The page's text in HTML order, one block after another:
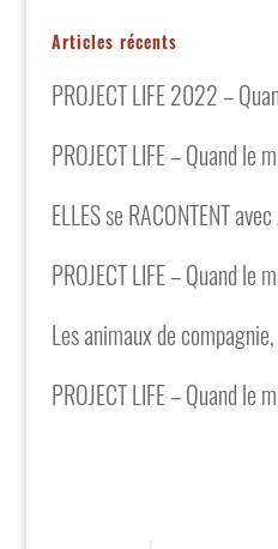
Articles récents
PROJECT LIFE 2022 –
PROJECT LIFE – Quand le
ELLES se RACONTENT
PROJECT LIFE – Quand le
Les animaux de
PROJECT LIFE – Quand le